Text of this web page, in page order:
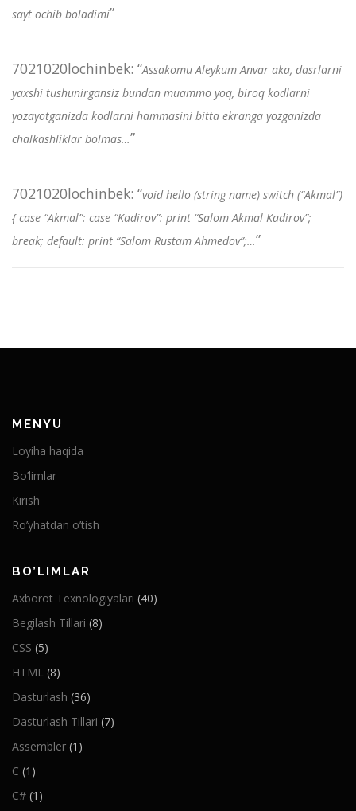
sayt ochib boladimi”
7021020lochinbek: “Assakomu Aleykum Anvar aka, dasrlarni
yaxshi tushunirgansiz bundan muammo yoq, biroq kodlarni
yozayotganizda kodlarni hammasini bitta ekranga yozganizda
chalkashliklar bolmas…”
7021020lochinbek: “void hello (string name) switch (“Akmal”)
{ case “Akmal”: case “Kadirov”: print “Salom Akmal Kadirov”;
break; default: print “Salom Rustam Ahmedov”;…”
MENYU
Loyiha haqida
Bo’limlar
Kirish
Ro’yhatdan o’tish
BO’LIMLAR
Axborot Texnologiyalari (40)
Begilash Tillari (8)
CSS (5)
HTML (8)
Dasturlash (36)
Dasturlash Tillari (7)
Assembler (1)
C (1)
C# (1)